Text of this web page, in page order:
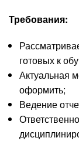
Требования:
готовых к
Актуальная
оформить;
Ведение